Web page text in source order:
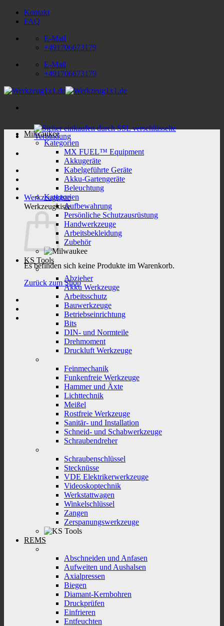
Zum
Inhalt
Kontakt
FAQ
E-Mail
+491706673179
E-Mail
+491706673179
Werkzeugkiste
Werkzeugkiste
Es befinden sich keine Produkte im Warenkorb.
Zurück zum Shop
Milwaukee
Kategorien
MX FUEL™ Equipment
Akkugeräte
Kabelgeführte Geräte
Akku-Gartengeräte
Beleuchtung
Kategorien
Aufbewahrung
Persönliche Schutzausrüstung
Handwerkzeuge
Arbeitsbekleidung
Zubehör
KS Tools
Abzieher
Akku Werkzeuge
Arbeitsschutz
Bauwerkzeuge
Betriebseinrichtung
Bits
DIN- und Normteile
Drehmoment
Druckluft Werkzeuge
Feinmechanik
Funkenfreie Werkzeuge
Hammer und Äxte
Lichttechnik
Meißel
Rostfreie Werkzeuge
Sanitär- und Installation
Schneid- und Schabwerkzeuge
Schraubendreher
Schraubenschlüssel
Stecknüsse
VDE Elektrikerwerkzeuge
Videoskoptechnik
Werkstattwagen
Winkelschlüssel
Zangen
Zerspanungswerkzeuge
REMS
Abschneiden und Anfasen
Aufweiten und Aushalsen
Axialpressen
Biegen
Diamant-Kernbohren
Druckprüfen
Einfrieren
Entfeuchten